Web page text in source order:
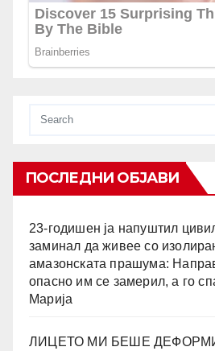
ПОСЛЕДНИ ОБЈАВИ
23-годишен ја напуштил
заминал да живее со
амазонската прашума:
опасно им се замерил, а го
Марија
ЛИЦЕТО МИ БЕШЕ